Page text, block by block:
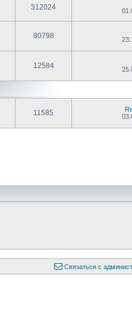
312024
80798
12584
11585
Связаться с